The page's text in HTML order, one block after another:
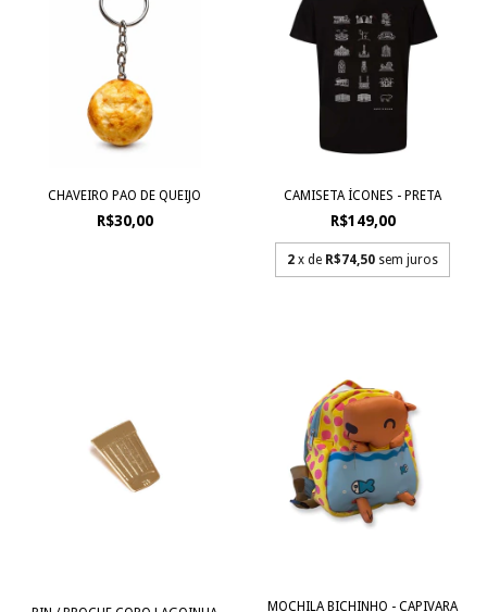
CHAVEIRO PAO DE QUEIJO
R$30,00
CAMISETA ÍCONES - PRETA
R$149,00
2 x de R$74,50 sem juros
MOCHILA BICHINHO - CAPIVARA